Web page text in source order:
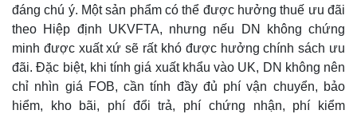
đáng chú ý. Một sản phẩm có thể được hưởng thuế ưu đãi
theo Hiệp định UKVFTA, nhưng nếu DN không chứng
minh được xuất xứ sẽ rất khó được hưởng chính sách ưu
đãi. Đặc biệt, khi tính giá xuất khẩu vào UK, DN không nên
chỉ nhìn giá FOB, cần tính đầy đủ phí vận chuyển, bảo
hiểm, kho bãi, phí đổi trả, phí chứng nhận, phí kiểm